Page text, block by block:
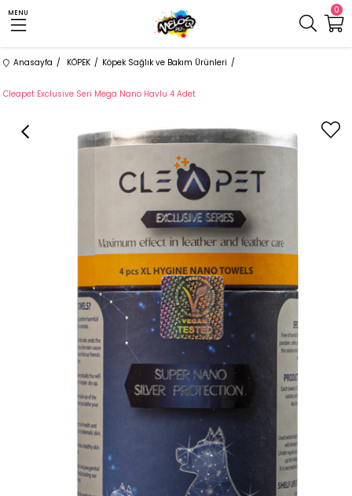
0
MENU
Anasayfa KÖPEK Köpek Sağlık ve Bakım Ürünleri
Cleapet Exclusive Seri Mega Nano Havlu 4 Adet